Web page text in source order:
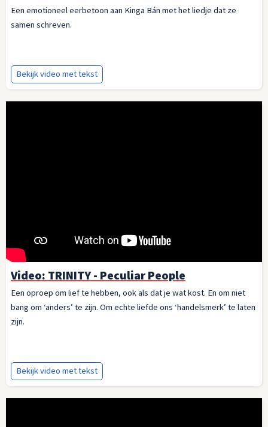
Een emotioneel eerbetoon aan Kinga Bán met het liedje dat ze
samen schreven.
Bekijk video met tekst
Video: TRINITY - Peculiar People
Een oproep om lief te hebben, ook als dat je wat kost. En om niet
bang om ‘anders’ te zijn. Om echte liefde ons ‘handelsmerk’ te laten
zijn.
Bekijk video met tekst